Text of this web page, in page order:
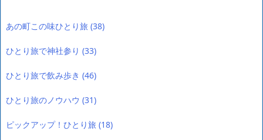
あの町この味ひとり旅 (38)
ひとり旅で神社参り (33)
ひとり旅で飲み歩き (46)
ひとり旅のノウハウ (31)
ピックアップ！ひとり旅 (18)